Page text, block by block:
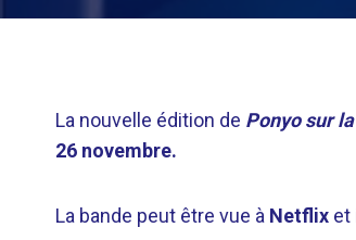
La nouvelle édition de Ponyo sur
26 novembre.
La bande peut être vue à Netflix et